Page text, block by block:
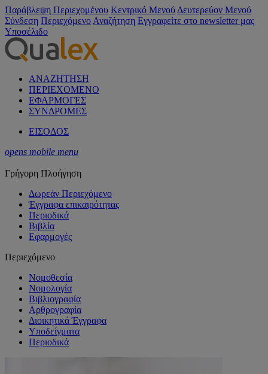
Παράβλεψη Περιεχομένου Κεντρικό Μενού Δευτερεύον Μενού
Σύνδεση Περιεχόμενο Αναζήτηση Εγγραφείτε στο newsletter μας
Υποσέλιδο
ΑΝΑΖΗΤΗΣΗ
ΠΕΡΙΕΧΟΜΕΝΟ
ΕΦΑΡΜΟΓΕΣ
ΣΥΝΔΡΟΜΕΣ
ΕΙΣΟΔΟΣ
opens mobile menu
Γρήγορη Πλοήγηση
Δωρεάν Περιεχόμενο
Έγγραφα επικαιρότητας
Περιοδικά
Βιβλία
Εφαρμογές
Περιεχόμενο
Νομοθεσία
Νομολογία
Βιβλιογραφία
Αρθρογραφία
Διοικητικά Έγγραφα
Υποδείγματα
Περιοδικά